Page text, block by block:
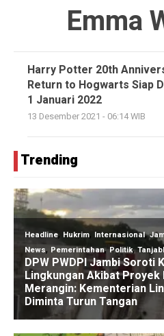
Emma
Harry Potter 20th
Return to Hogwarts Siap
1 Januari 2022
13 Desember 2021 - 06:14 WIB
Trending